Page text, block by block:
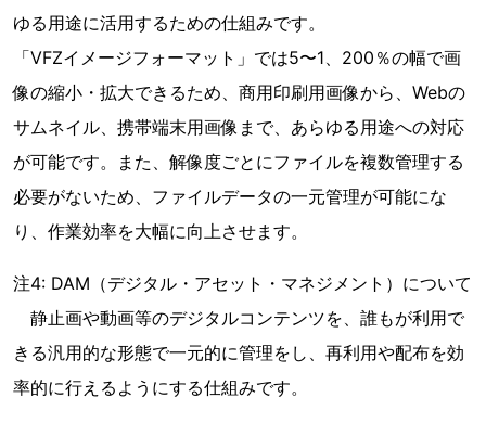
ゆる用途に活用するための仕組みです。
「VFZイメージフォーマット」では5〜1、200％の幅で画
像の縮小・拡大できるため、商用印刷用画像から、Webの
サムネイル、携帯端末用画像まで、あらゆる用途への対応
が可能です。また、解像度ごとにファイルを複数管理する
必要がないため、ファイルデータの一元管理が可能にな
り、作業効率を大幅に向上させます。
注4: DAM（デジタル・アセット・マネジメント）について
静止画や動画等のデジタルコンテンツを、誰もが利用で
きる汎用的な形態で一元的に管理をし、再利用や配布を効
率的に行えるようにする仕組みです。